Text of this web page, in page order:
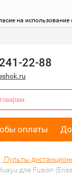
на
22-88
оплаты
Пульты
для Fusion